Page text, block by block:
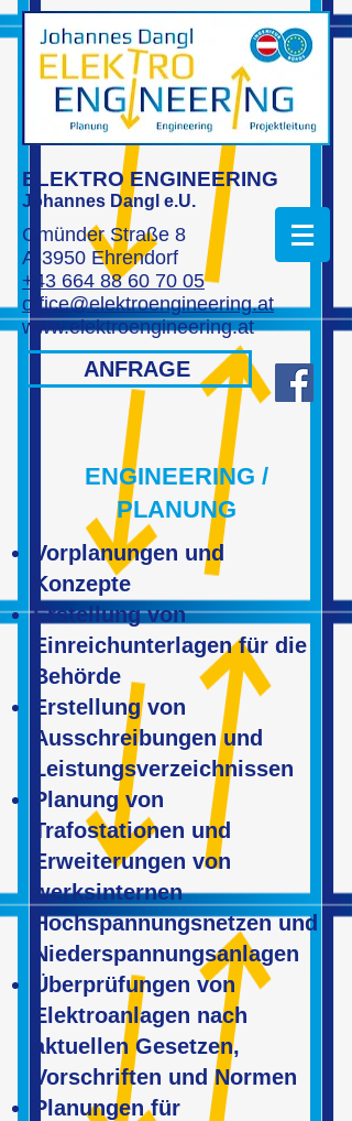
ELEKTRO ENGINEERING
Gmünder Straße 8
A-3950 Ehrendorf
+43 664 88 60 70 05
office@elektroengineering.at
www.elektroengineering.at
Johannes Dangl e.U.
ANFRAGE
ENGINEERING /
PLANUNG
Vorplanungen und
Konzepte
Erstellung von
Einreichunterlagen für die
Behörde
Erstellung von
Ausschreibungen und
Leistungsverzeichnissen
Planung von
Trafostationen und
Erweiterungen von
werksinternen
Hochspannungsnetzen und
Niederspannungsanlagen
Überprüfungen von
Elektroanlagen nach
aktuellen Gesetzen,
Vorschriften und Normen
Planungen für